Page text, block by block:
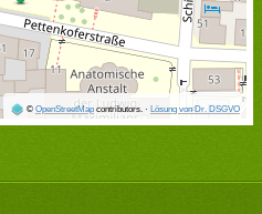
© OpenStreetMapcontributors. · Lösung von Dr. DSGVO